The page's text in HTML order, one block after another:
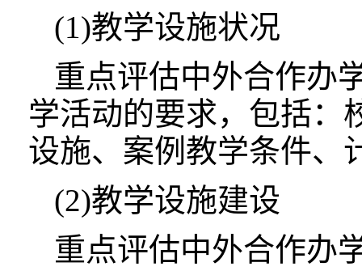
(1)教学设施状况
重点评估中外合作办
学活动的要求，包括：
设施、案例教学条件、
(2)教学设施建设
重点评估中外合作办